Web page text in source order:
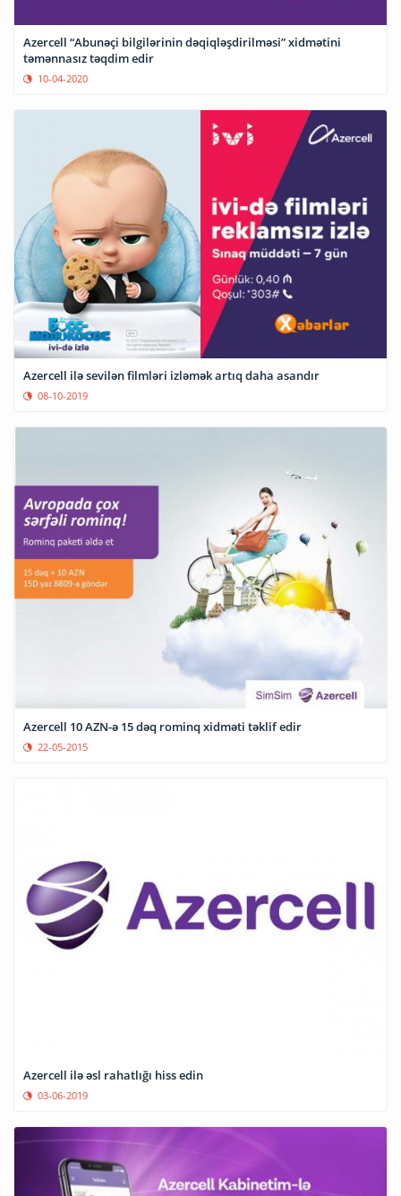
Azercell “Abunəçi bilgilərinin dəqiqləşdirilməsi” xidmətini
təmənnasız təqdim edir
10-04-2020
Azercell ilə sevilən filmləri izləmək artıq daha asandır
08-10-2019
Azercell 10 AZN-ə 15 dəq rominq xidməti təklif edir
22-05-2015
Azercell ilə əsl rahatlığı hiss edin
03-06-2019